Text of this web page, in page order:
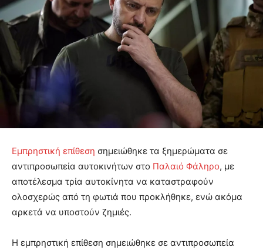
Εμπρηστική επίθεση σημειώθηκε τα ξημερώματα σε
αντιπροσωπεία αυτοκινήτων στο Παλαιό Φάληρο, με
αποτέλεσμα τρία αυτοκίνητα να καταστραφούν
ολοσχερώς από τη φωτιά που προκλήθηκε, ενώ ακόμα
αρκετά να υποστούν ζημιές.
Η εμπρηστική επίθεση σημειώθηκε σε αντιπροσωπεία